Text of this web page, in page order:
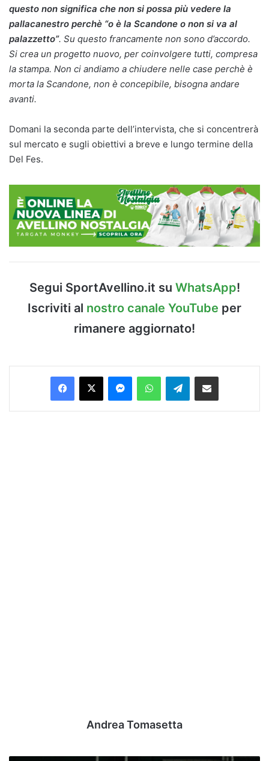
questo non significa che non si possa più vedere la
pallacanestro perchè “o è la Scandone o non si va al
palazzetto”. Su questo francamente non sono d’accordo.
Si crea un progetto nuovo, per coinvolgere tutti, compresa
la stampa. Non ci andiamo a chiudere nelle case perchè è
morta la Scandone, non è concepibile, bisogna andare
avanti.
Domani la seconda parte dell’intervista, che si concentrerà
sul mercato e sugli obiettivi a breve e lungo termine della
Del Fes.
Segui SportAvellino.it su WhatsApp!
Iscriviti al nostro canale YouTube per
rimanere aggiornato!
Facebook
X MessengerWhatsAppTelegramCondividi via Email
Andrea Tomasetta